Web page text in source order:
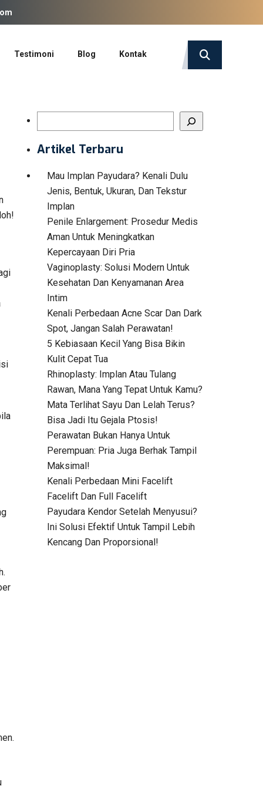
Testimoni Blog Kontak
Artikel Terbaru
Mau Implan Payudara? Kenali Dulu
Jenis, Bentuk, Ukuran, Dan Tekstur
Implan
Penile Enlargement: Prosedur Medis
Aman Untuk Meningkatkan
Kepercayaan Diri Pria
Vaginoplasty: Solusi Modern Untuk
Kesehatan Dan Kenyamanan Area
Intim
Kenali Perbedaan Acne Scar Dan Dark
Spot, Jangan Salah Perawatan!
5 Kebiasaan Kecil Yang Bisa Bikin
Kulit Cepat Tua
Rhinoplasty: Implan Atau Tulang
Rawan, Mana Yang Tepat Untuk Kamu?
Mata Terlihat Sayu Dan Lelah Terus?
Bisa Jadi Itu Gejala Ptosis!
Perawatan Bukan Hanya Untuk
Perempuan: Pria Juga Berhak Tampil
Maksimal!
Kenali Perbedaan Mini Facelift
Facelift Dan Full Facelift
Payudara Kendor Setelah Menyusui?
Ini Solusi Efektif Untuk Tampil Lebih
Kencang Dan Proporsional!